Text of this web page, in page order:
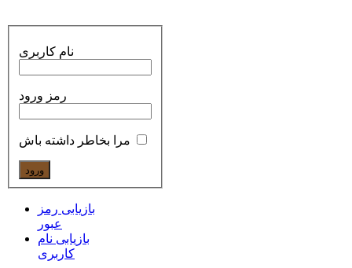
نام کاربری
رمز ورود
مرا بخاطر داشته باش
بازیابی رمز
عبور
بازیابی نام
کاربری